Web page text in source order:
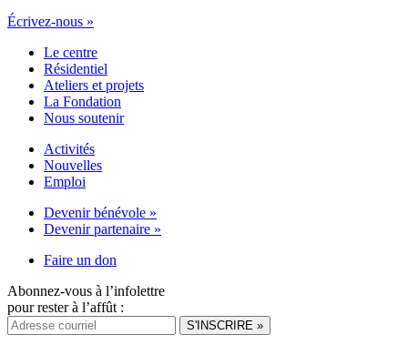
Écrivez-nous »
Le centre
Résidentiel
Ateliers et projets
La Fondation
Nous soutenir
Activités
Nouvelles
Emploi
Devenir bénévole »
Devenir partenaire »
Faire un don
Abonnez-vous à l’infolettre
pour rester à l’affût :